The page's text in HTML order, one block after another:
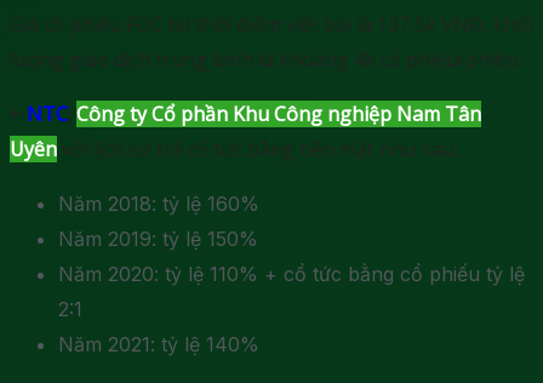
Giá cổ phiếu FOC tại thời điểm viết bài là 137,5k VNĐ, khối
lượng giao dịch trung bình là khoảng 4k cổ phiếu/phiên.
+ NTC: Công ty Cổ phần Khu Công nghiệp Nam Tân
Uyênvới lịch sử trả cổ tức bằng tiền mặt như sau:
Năm 2018: tỷ lệ 160%
Năm 2019: tỷ lệ 150%
Năm 2020: tỷ lệ 110% + cổ tức bằng cổ phiếu tỷ lệ
2:1
Năm 2021: tỷ lệ 140%